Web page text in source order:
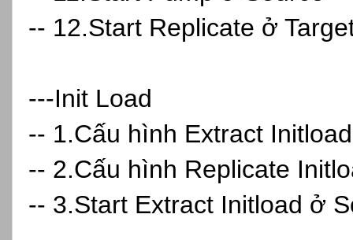
-- 12.Start Replicate ở
---Init Load
-- 1.Cấu hình Extract
-- 2.Cấu hình Replicate
-- 3.Start Extract Initload ở